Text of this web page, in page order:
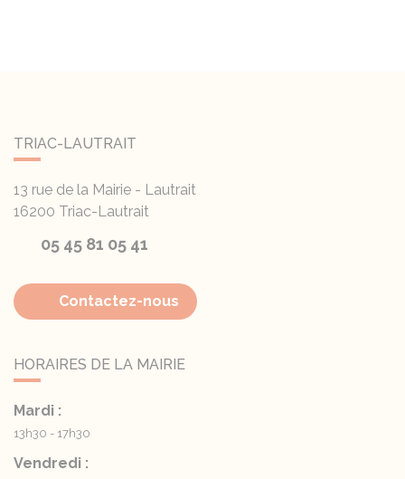
TRIAC-LAUTRAIT
13 rue de la Mairie - Lautrait
16200 Triac-Lautrait
05 45 81 05 41
Contactez-nous
HORAIRES DE LA MAIRIE
Mardi :
13h30 - 17h30
Vendredi :